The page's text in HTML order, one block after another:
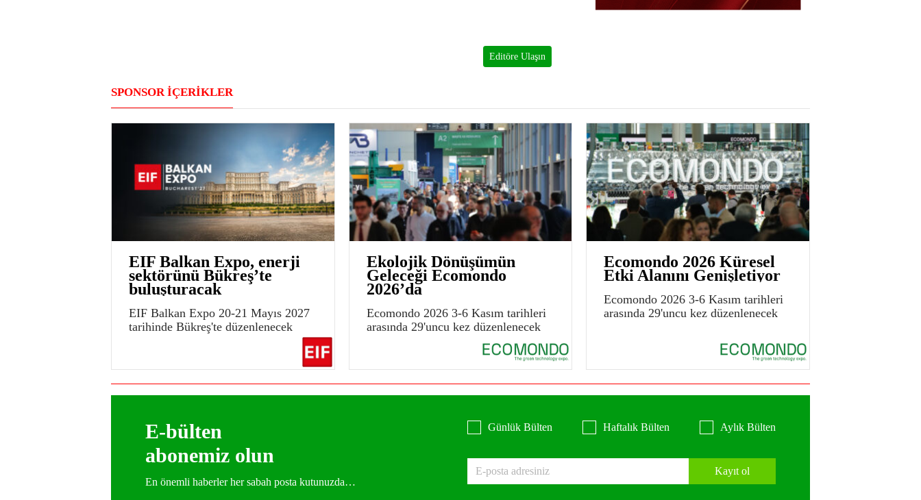
Editöre Ulaşın
SPONSOR İÇERİKLER
EIF Balkan Expo, enerji
sektörünü Bükreş’te
buluşturacak
EIF Balkan Expo 20-21 Mayıs 2027
tarihinde Bükreş'te düzenlenecek
Ekolojik Dönüşümün
Geleceği Ecomondo
2026’da
Ecomondo 2026 3-6 Kasım tarihleri
arasında 29'uncu kez düzenlenecek
Ecomondo 2026 Küresel
Etki Alanını Genişletiyor
Ecomondo 2026 3-6 Kasım tarihleri
arasında 29'uncu kez düzenlenecek
E-bülten
abonemiz olun
En önemli haberler her sabah posta kutunuzda…
Günlük Bülten Haftalık Bülten Aylık Bülten
Kayıt ol